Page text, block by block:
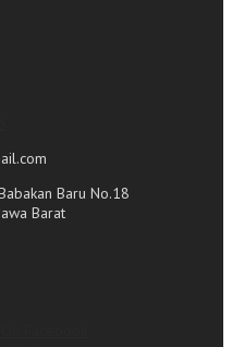
Babakan Baru No.18
Barat